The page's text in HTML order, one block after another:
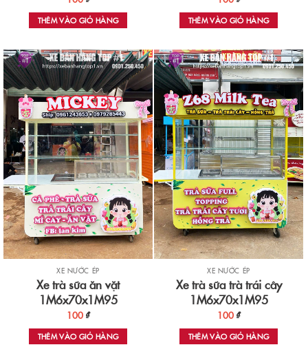
THÊM VÀO GIỎ HÀNG THÊM VÀO GIỎ HÀNG
XE NƯỚC ÉP
Xe trà sữa ăn vặt
1M6x70x1M95
100 ₫
THÊM VÀO GIỎ HÀNG
XE NƯỚC ÉP
Xe trà sữa trà trái cây
1M6x70x1M95
100 ₫
THÊM VÀO GIỎ HÀNG